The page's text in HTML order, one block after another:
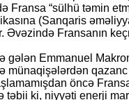
Fransa “sülhü təmin
(Sanqaris
Əvəzində Fransanın
gələn Emmanuel
münaqişələrdən
öncə
ki, niyyəti enerji